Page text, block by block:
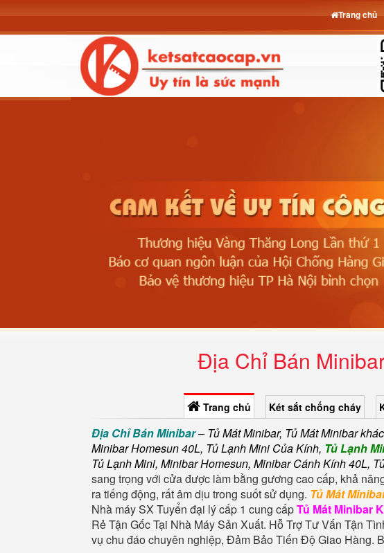
Địa Chỉ Bán
Trang chủ Két sắt chống cháy
Địa Chỉ Bán Minibar– Tủ Mát Minibar, Tủ Mát Minibar
Minibar Homesun 40L, Tủ Lạnh Mini Của Kính, Tủ Lạnh
Tủ Lạnh Mini, Minibar Homesun, Minibar Cánh Kính 40L,
sang trọng với cửa được làm bằng gương cao cấp, khả
ra tiếng động, rất âm dịu trong suốt sử dụng. Tủ Mát
Nhà máy SX Tuyển đại lý cấp 1 cung cấpTủ Mát Minibar
Rẻ Tận Gốc Tại Nhà Máy Sản Xuất. Hỗ Trợ Tư Vấn Tận
vụ chu đáo chuyên nghiệp, Đảm Bảo Tiến Độ Giao Hàng.
Trang chủ